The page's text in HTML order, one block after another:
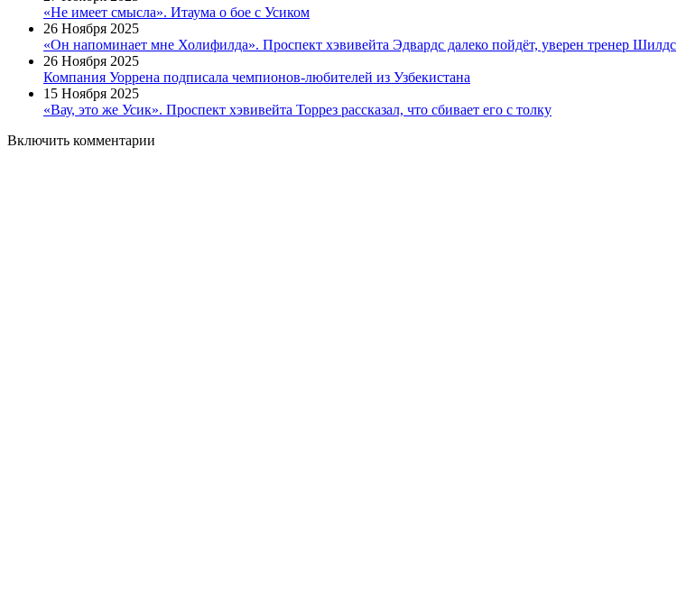
«Не имеет смысла». Итаума о бое с Усиком
26 Ноября 2025
«Он напоминает мне Холифилда». Проспект хэвивейта Эдвардс далеко пойдёт, уверен тренер Шилдс
26 Ноября 2025
Компания Уоррена подписала чемпионов-любителей из Узбекистана
15 Ноября 2025
«Вау, это же Усик». Проспект хэвивейта Торрез рассказал, что сбивает его с толку
Включить комментарии